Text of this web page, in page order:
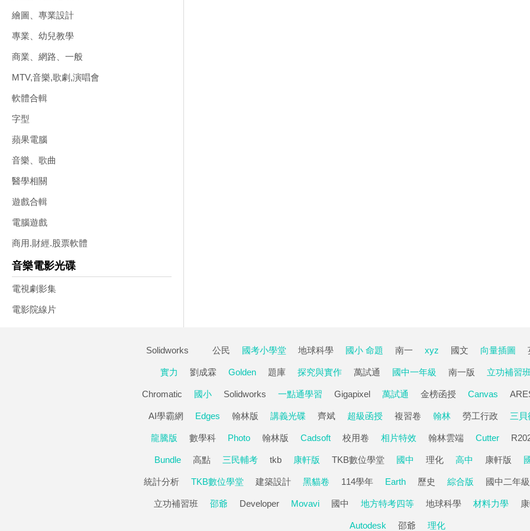
繪圖、專業設計
專業、幼兒教學
商業、網路、一般
MTV,音樂,歌劇,演唱會
軟體合輯
字型
蘋果電腦
音樂、歌曲
醫學相關
遊戲合輯
電腦遊戲
商用.財經.股票軟體
音樂電影光碟
電視劇影集
電影院線片
Solidworks 公民 國考小學堂 地球科學 國小 命題 南一 xyz 國文 向量插圖
實力 劉成霖 Golden 題庫 探究與實作 萬試通 國中一年級 南一版 立功補習
Chromatic 國小 Solidworks 一點通學習 Gigapixel 萬試通 金榜函授 Canvas
AI學霸網 Edges 翰林版 講義光碟 齊斌 超級函授 複習卷 翰林 勞工行政 三貝
龍騰版 數學科 Photo 翰林版 Cadsoft 校用卷 相片特效 翰林雲端 Cutter
Bundle 高點 三民輔考 tkb 康軒版 TKB數位學堂 國中 理化 高中 康軒版
統計分析 TKB數位學堂 建築設計 黑貓卷 114學年 Earth 歷史 綜合版 國中二年級
立功補習班 邵爺 Developer Movavi 國中 地方特考四等 地球科學 材料力學
Autodesk 邵爺 理化